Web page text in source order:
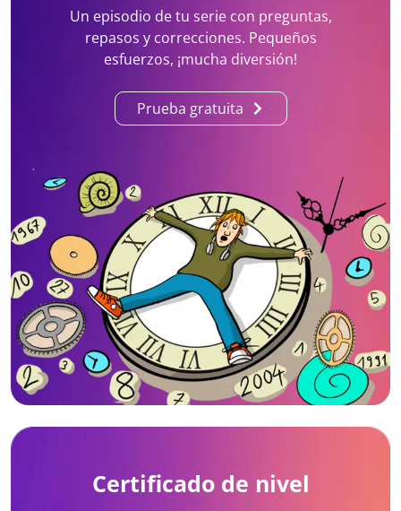
Un episodio de tu serie con preguntas,
repasos y correcciones. Pequeños
esfuerzos, ¡mucha diversión!
Prueba gratuita
Certificado de nivel